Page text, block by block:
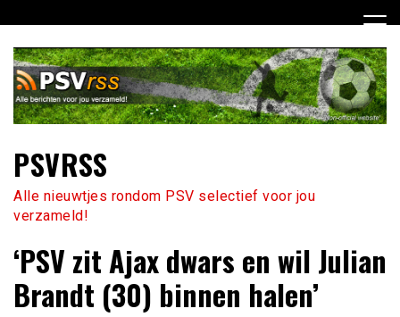
naar
inhoud
PSVRSS
Alle nieuwtjes rondom PSV selectief voor jou
verzameld!
‘PSV zit Ajax dwars en wil Julian
Brandt (30) binnen halen’